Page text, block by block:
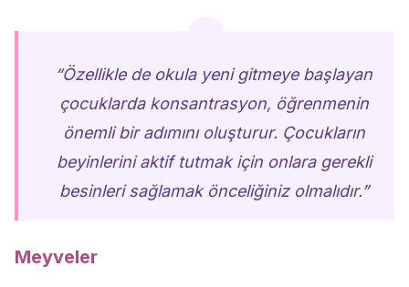
“Özellikle de okula yeni gitmeye başlayan
çocuklarda konsantrasyon, öğrenmenin
önemli bir adımını oluşturur. Çocukların
beyinlerini aktif tutmak için onlara gerekli
besinleri sağlamak önceliğiniz olmalıdır.”
Meyveler